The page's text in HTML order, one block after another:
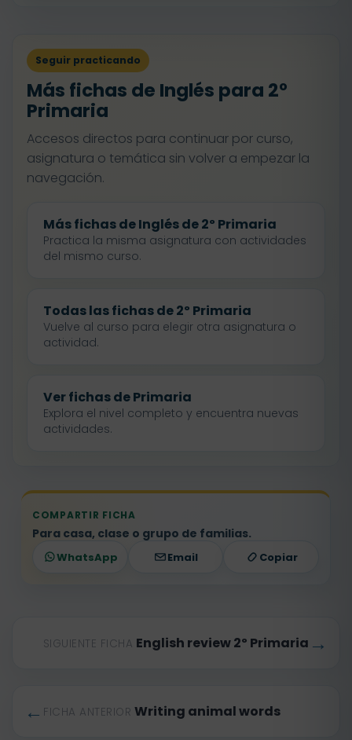
Seguir practicando
Más fichas de Inglés para 2º
Primaria
Accesos directos para continuar por curso,
asignatura o temática sin volver a empezar la
navegación.
Más fichas de Inglés de 2º Primaria
Practica la misma asignatura con actividades
del mismo curso.
Todas las fichas de 2º Primaria
Vuelve al curso para elegir otra asignatura o
actividad.
Ver fichas de Primaria
Explora el nivel completo y encuentra nuevas
actividades.
COMPARTIR FICHA
Para casa, clase o grupo de familias.
WhatsApp Email Copiar
← FICHA ANTERIOR Writing animal words
SIGUIENTE FICHA English review 2º Primaria →